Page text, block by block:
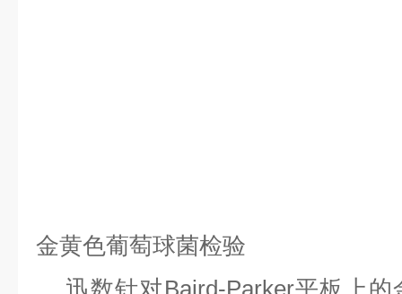
金黄色葡萄球菌检验
迅数针对Baird-Parker平板上的